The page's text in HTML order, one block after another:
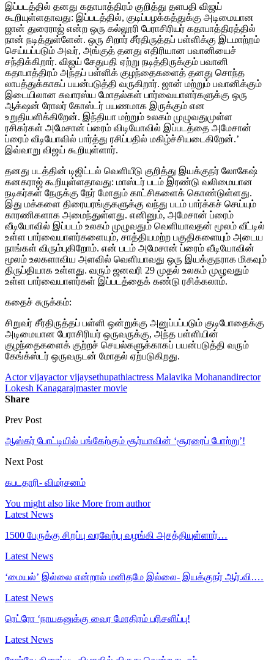
இப்படத்தில் தனது கதாபாத்திரம் குறித்து தளபதி விஜய்
கூறியுள்ளதாவது: இப்படத்தில், குடிப்பழக்கத்துக்கு அடிமையான
ஜான் துரைராஜ் என்ற ஒரு கல்லூரி பேராசிரியர் கதாபாத்திரத்தில்
நான் நடித்துள்ளேன். ஒரு சிறார் சீர்திருத்தப் பள்ளிக்கு இடமாற்றம்
செய்யப்படும் அவர், அங்குத் தனது எதிரியான பவானியைச்
சந்திக்கிறார். விஜய் சேதுபதி ஏற்று நடித்திருக்கும் பவானி
கதாபாத்திரம் அந்தப் பள்ளிக் குழந்தைகளைத் தனது சொந்த
லாபத்துக்காகப் பயன்படுத்தி வருகிறார். ஜான் மற்றும் பவானிக்கும்
இடையிலான சுவாரஸ்ய மோதல்கள் பார்வையாளர்களுக்கு ஒரு
ஆக்‌ஷன் ரோலர் கோஸ்டர் பயணமாக இருக்கும் என
உறுதியளிக்கிறேன். இந்தியா மற்றும் உலகம் முழுவதுமுள்ள
ரசிகர்கள் அமேசான் ப்ரைம் விடியோவில் இப்படத்தை அமேசான்
ப்ரைம் வீடியோவில் பார்த்து ரசிப்பதில் மகிழ்ச்சியடைகிறேன்.’
இவ்வாறு விஜய் கூறியுள்ளார்.
தனது படத்தின் டிஜிட்டல் வெளியீடு குறித்து இயக்குநர் லோகேஷ்
கனகராஜ் கூறியுள்ளதாவது: மாஸ்டர் படம் இரண்டு வலிமையான
நடிகர்கள் நேருக்கு நேர் மோதும் காட்சிகளைக் கொண்டுள்ளது.
இது மக்களை திரையரங்குகளுக்கு வந்து படம் பார்க்கச் செய்யும்
காரணிகளாக அமைந்துள்ளது. எனினும், அமேசான் ப்ரைம்
வீடியோவில் இப்படம் உலகம் முழுவதும் வெளியாவதன் மூலம் வீட்டில்
உள்ள பார்வையாளர்களையும், சாத்தியமற்ற பகுதிகளையும் அடைய
நாங்கள் விரும்புகிறோம். என் படம் அமேசான் ப்ரைம் வீடியோவின்
மூலம் உலகளாவிய அளவில் வெளியாவது ஒரு இயக்குநராக மிகவும்
திருப்தியாக உள்ளது. வரும் ஜனவரி 29 முதல் உலகம் முழுவதும்
உள்ள பார்வையாளர்கள் இப்படத்தைக் கண்டு ரசிக்கலாம்.
கதைச் சுருக்கம்:
சிறுவர் சீர்திருத்தப் பள்ளி ஒன்றுக்கு அனுப்பப்படும் குடிபோதைக்கு
அடிமையான பேராசிரியர் ஒருவருக்கு, அந்த பள்ளியின்
குழந்தைகளைக் குற்றச் செயல்களுக்காகப் பயன்படுத்தி வரும்
கேங்க்ஸ்டர் ஒருவருடன் மோதல் ஏற்படுகிறது.
Actor vijayactor vijaysethupathiactress Malavika Mohanandirector
Lokesh Kanagarajmaster movie
Share
Prev Post
ஆஸ்கர் போட்டியில் பங்கேற்கும் சூர்யாவின் ‘சூரரைப் போற்று’!
Next Post
கபடதாரி- விமர்சனம்
You might also like More from author
Latest News
1500 பேருக்கு சிறப்பு வரவேற்பு வழங்கி அசத்தியுள்ளார்…
Latest News
‘மையல்’ இல்லை என்றால் மனிதமே இல்லை- இயக்குநர் ஆர்.வி.…
Latest News
ரெட்ரோ ‘நாயகனுக்கு வைர மோதிரம் பரிசளிப்பு!
Latest News